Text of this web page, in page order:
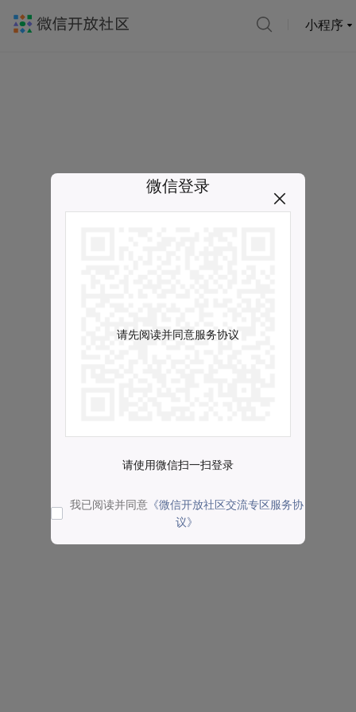
小程序
微信登录
请先阅读并同意服务协议
请使用微信扫一扫登录
我已阅读并同意 《微信开放社区交流专区服务协
议》